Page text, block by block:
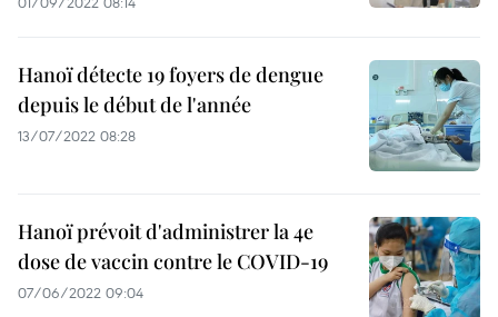
Hanoï détecte 19 foyers de dengue
depuis le début de l'année
13/07/2022 08:28
Hanoï prévoit d'administrer la 4e
dose de vaccin contre le COVID-19
07/06/2022 09:04